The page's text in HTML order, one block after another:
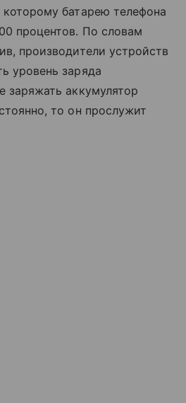
которому батарею телефона
процентов. По словам
производители устройств
уровень заряда
заряжать аккумулятор
то он прослужит